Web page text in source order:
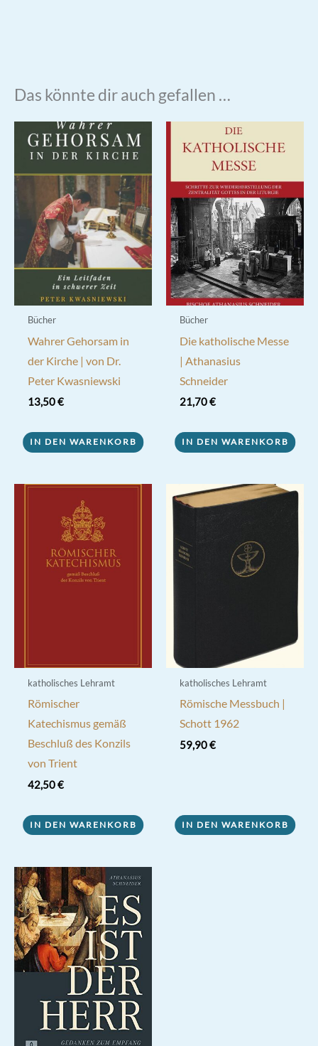
Das könnte dir auch gefallen …
Bücher
Wahrer Gehorsam in
der Kirche | von Dr.
Peter Kwasniewski
13,50€
IN DEN WARENKORB
Bücher
Die katholische Messe
| Athanasius
Schneider
21,70€
IN DEN WARENKORB
katholisches Lehramt
Römischer
Katechismus gemäß
Beschluß des Konzils
von Trient
42,50€
IN DEN WARENKORB
katholisches Lehramt
Römische Messbuch |
Schott 1962
59,90€
IN DEN WARENKORB